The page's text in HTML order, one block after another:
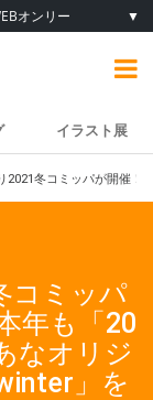
オンリー ▼
イラスト展
2021冬コミッパが開催
コミッパ
年も「20
なオリジ
」を